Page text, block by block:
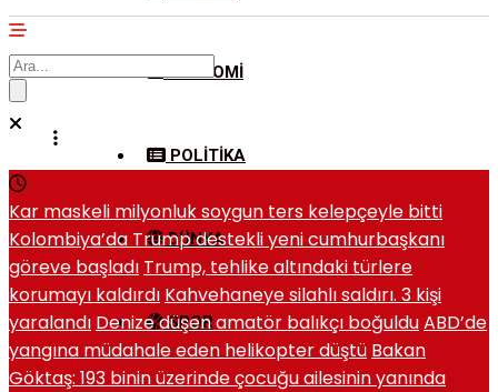
EKONOMI
POLITIKA
DÜNYA
SPOR
Kar maskeli milyonluk soygun ters kelepçeyle bitti
Kolombiya’da Trump destekli yeni cumhurbaşkanı
göreve başladı Trump, tehlike altındaki türlere
korumayı kaldırdı Kahvehaneye silahlı saldırı. 3 kişi
yaralandı Denize düşen amatör balıkçı boğulduABD’de
yangına müdahale eden helikopter düştü Bakan
Göktaş: 193 binin üzerinde çocuğu ailesinin yanında